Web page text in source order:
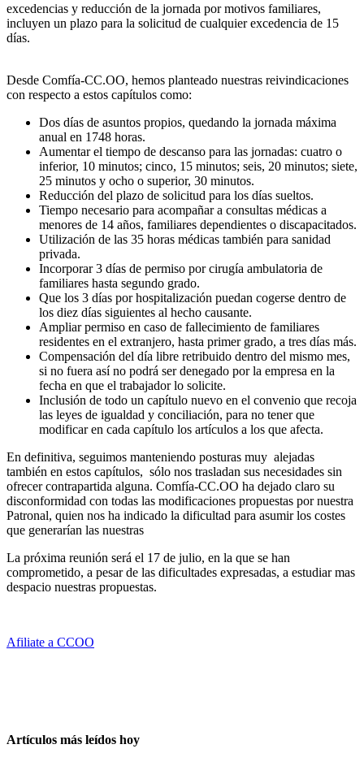
excedencias y reducción de la jornada por motivos familiares,
incluyen un plazo para la solicitud de cualquier excedencia de 15
días.
Desde Comfía-CC.OO, hemos planteado nuestras reivindicaciones
con respecto a estos capítulos como:
Dos días de asuntos propios, quedando la jornada máxima
anual en 1748 horas.
Aumentar el tiempo de descanso para las jornadas: cuatro o
inferior, 10 minutos; cinco, 15 minutos; seis, 20 minutos; siete,
25 minutos y ocho o superior, 30 minutos.
Reducción del plazo de solicitud para los días sueltos.
Tiempo necesario para acompañar a consultas médicas a
menores de 14 años, familiares dependientes o discapacitados.
Utilización de las 35 horas médicas también para sanidad
privada.
Incorporar 3 días de permiso por cirugía ambulatoria de
familiares hasta segundo grado.
Que los 3 días por hospitalización puedan cogerse dentro de
los diez días siguientes al hecho causante.
Ampliar permiso en caso de fallecimiento de familiares
residentes en el extranjero, hasta primer grado, a tres días más.
Compensación del día libre retribuido dentro del mismo mes,
si no fuera así no podrá ser denegado por la empresa en la
fecha en que el trabajador lo solicite.
Inclusión de todo un capítulo nuevo en el convenio que recoja
las leyes de igualdad y conciliación, para no tener que
modificar en cada capítulo los artículos a los que afecta.
En definitiva, seguimos manteniendo posturas muy alejadas
también en estos capítulos, sólo nos trasladan sus necesidades sin
ofrecer contrapartida alguna. Comfía-CC.OO ha dejado claro su
disconformidad con todas las modificaciones propuestas por nuestra
Patronal, quien nos ha indicado la dificultad para asumir los costes
que generarían las nuestras
La próxima reunión será el 17 de julio, en la que se han
comprometido, a pesar de las dificultades expresadas, a estudiar mas
despacio nuestras propuestas.
Afiliate a CCOO
Artículos más leídos hoy